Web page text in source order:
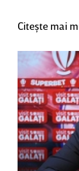
Citește mai